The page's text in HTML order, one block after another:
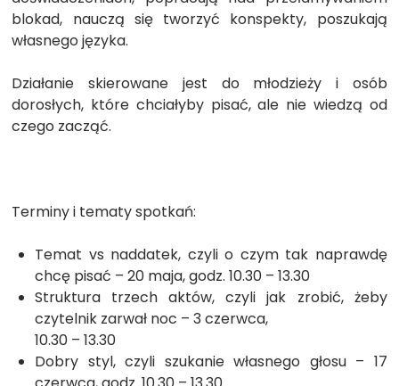
blokad, nauczą się tworzyć konspekty, poszukają
własnego języka.
Działanie skierowane jest do młodzieży i osób
dorosłych, które chciałyby pisać, ale nie wiedzą od
czego zacząć.
Terminy i tematy spotkań:
Temat vs naddatek, czyli o czym tak naprawdę
chcę pisać – 20 maja, godz. 10.30 – 13.30
Struktura trzech aktów, czyli jak zrobić, żeby
czytelnik zarwał noc – 3 czerwca,
10.30 – 13.30
Dobry styl, czyli szukanie własnego głosu – 17